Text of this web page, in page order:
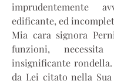
imprudentemente
edificante, ed
Mia cara signora
funzioni,
insignificante rondella.
da Lei citato nella